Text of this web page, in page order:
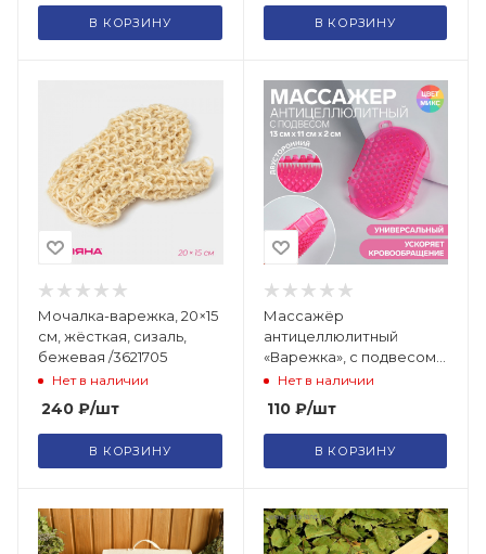
В КОРЗИНУ В КОРЗИНУ
Мочалка-варежка, 20×15
см, жёсткая, сизаль,
бежевая /3621705
Нет в наличии
240 ₽/шт
В КОРЗИНУ
Массажёр
антицеллюлитный
«Варежка», с подвесом,
цвет МИКС /5117968
Нет в наличии
110₽/шт
В КОРЗИНУ